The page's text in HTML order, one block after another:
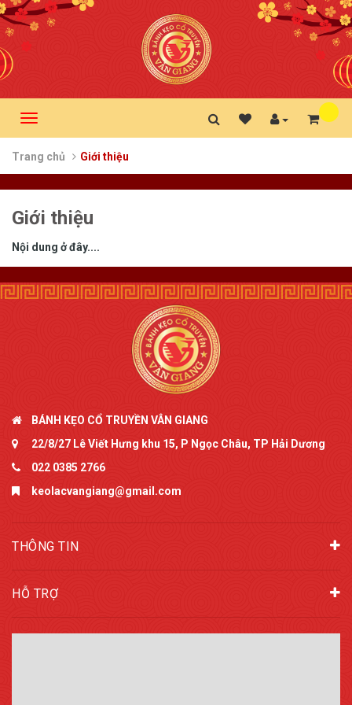
Danh
Toggle
navigation
Trang chủ
Giới thiệu
Giới thiệu
Nội dung ở đây....
BÁNH KẸO CỔ TRUYỀN VÂN GIANG
22/8/27 Lê Viết Hưng khu 15, P Ngọc Châu, TP Hải Dương
022 0385 2766
keolacvangiang@gmail.com
THÔNG TIN
HỖ TRỢ